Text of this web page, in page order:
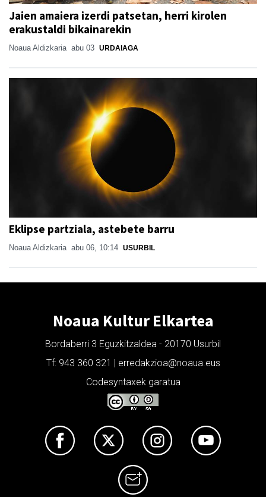
Jaien amaiera izerdi patsetan, herri kirolen
erakustaldi bikainarekin
Noaua Aldizkaria abu 03 URDAIAGA
Eklipse partziala, astebete barru
Noaua Aldizkaria abu 06, 10:14 USURBIL
Noaua Kultur Elkartea
Bordaberri 3 Eguzkitzaldea - 20170 Usurbil
Tf: 943 360 321 | erredakzioa@noaua.eus
Codesyntaxek garatua